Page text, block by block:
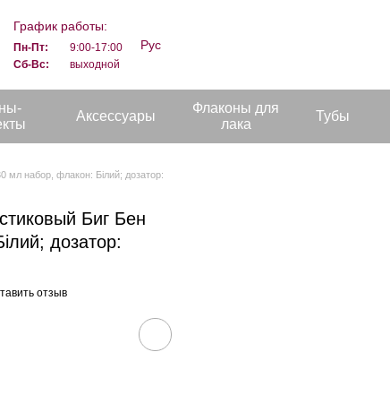
График работы:
Пн-Пт:
9:00-17:00
Сб-Вс:
выходной
Рус
Аксессуары
Флаконы для
лака
Тубы
мл набор, флакон: Білий; дозатор:
Биг Бен
дозатор:
отзыв